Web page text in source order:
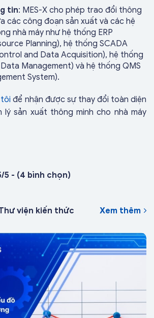
tin: MES-X cho phép trao đổi thông
các công đoạn sản xuất và các hệ
nhà máy như hệ thống ERP
Planning), hệ thống SCADA
and Data Acquisition), hệ thống
Management) và hệ thống QMS
System).
để nhận được sự thay đổi toàn diện
lý sản xuất thông minh cho nhà máy
5 - (4 bình chọn)
viện kiến thức Xem thêm